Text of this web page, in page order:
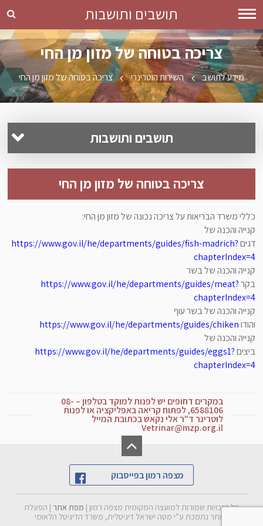
תושבים ותושבות
צריכה בטוחה של מזון מן החי
מידע לתושב השירות הוטרינרי צריכה בטוחה של מזון מן החי
תושבים ותושבות
מידע לתושבים
גני ילדים
בתי ספר
מוסדות ציבוריים
ספר טלפונים
חירום וביטחון
שירותים חברתיים
מלגות לסטודנטים
האכלת חתולי רחוב
החזקה בכלב מגזע מסוכן
זמני פינוי גזם וגרוטאות
הרשמה לעדכוני המועצה
שקיפות ושיתוף הציבור
תרבות וקהילה
תכנון ובנייה
צריכה בטוחה של מזון מן החי
כללי משרד הבריאות על צריכה נכונה של מזון מן החי:
קנייה והכנה של
דגיםhttps://www.gov.il/he/departments/guides/fish-madrich?
chapterIndex=4
קנייה והכנה של בשר
בקרhttps://www.gov.il/he/departments/guides/meat?
chapterIndex=4
קנייה והכנה של בשר עוף
והודוhttps://www.gov.il/he/departments/guides/chiken
קנייה והכנה של
ביציםhttps://www.gov.il/he/departments/guides/eggs1?
chapterIndex=4
במקרים דחופים יש לפנות למוקד בטלפון – 08-
6588106, לפתוח קריאה באפליקציה או לפנות
לוטרינר ד"ר אלי נקאש בכתובת המייל
Vetrinar@mzp.org.il
מצפה רמון בפייסבוק
כל הזכויות שמורות למועצה המקומית מצפה רמון | מפת אתר | הפעלת
האתר נתמכת ע”י מטה ישראל דיגיטלית, משרד הדיגיטל הלאומי